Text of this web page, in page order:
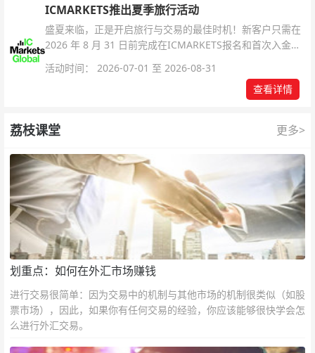
ICMARKETS推出夏季旅行活动
盛夏来临，正是开启旅行与交易的最佳时机！新客户只需在
2026 年 8 月 31 日前完成在ICMARKETS报名和首次入金即
活动时间： 2026-07-01 至 2026-08-31
查看详情
荔枝课堂 更多>
划重点：如何在外汇市场赚钱
进行交易很简单：因为交易中的机制与其他市场的机制很类似（如股
票市场），因此，如果你有任何交易的经验，你应该能够很快学会怎
么进行外汇交易。